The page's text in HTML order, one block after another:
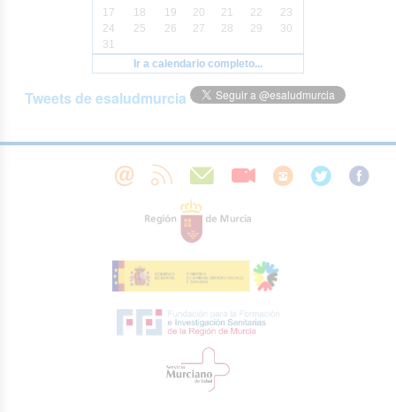
17
18 19 20 21 22
23
24
25 26 27 28 29
30
31
Ir a calendario completo...
Tweets de esaludmurcia